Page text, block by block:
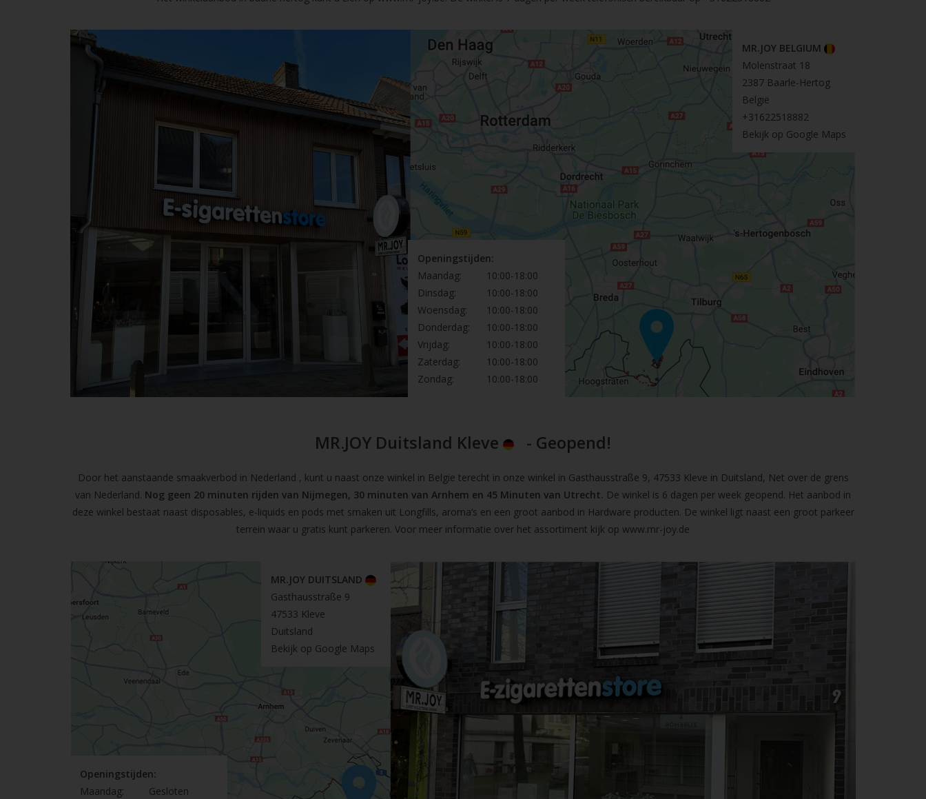
MR.JOY BELGIUM
Molenstraat 18
2387 Baarle-Hertog
België
+31622518882
Bekijk op Google Maps
Openingstijden:
Maandag:
10:00-18:00
Dinsdag:
10:00-18:00
Woensdag:
10:00-18:00
Donderdag:
10:00-18:00
Vrijdag:
10:00-18:00
Zaterdag:
10:00-18:00
Zondag:
10:00-18:00
MR.JOY Duitsland Kleve - Geopend!
Door het aanstaande smaakverbod in Nederland , kunt u naast onze winkel in Belgie terecht in onze winkel in Gasthausstraße 9, 47533 Kleve in Duitsland, Net over de grens
van Nederland. Nog geen 20 minuten rijden van Nijmegen, 30 minuten van Arnhem en 45 Minuten van Utrecht. De winkel is 6 dagen per week geopend. Het aanbod in
deze winkel bestaat naast disposables, e-liquids en pods met smaken uit Longfills, aroma’s en een groot aanbod in Hardware producten. De winkel ligt naast een groot parkeer
terrein waar u gratis kunt parkeren. Voor meer informatie over het assortiment kijk op www.mr-joy.de
MR.JOY DUITSLAND
Gasthausstraße 9
47533 Kleve
Duitsland
Bekijk op Google Maps
Openingstijden:
Maandag:
Gesloten